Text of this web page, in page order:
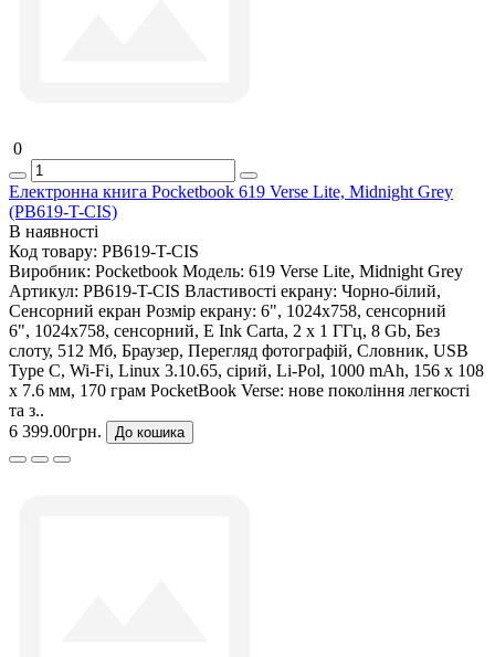
0
Електронна книга Pocketbook 619 Verse Lite, Midnight Grey
(PB619-T-CIS)
В наявності
Код товару: PB619-T-CIS
Виробник: Pocketbook Модель: 619 Verse Lite, Midnight Grey
Артикул: PB619-T-CIS Властивості екрану: Чорно-білий,
Сенсорний екран Розмір екрану: 6", 1024х758, сенсорний
6", 1024х758, сенсорний, E Ink Carta, 2 x 1 ГГц, 8 Gb, Без
слоту, 512 Мб, Браузер, Перегляд фотографій, Словник, USB
Type C, Wi-Fi, Linux 3.10.65, сірий, Li-Pol, 1000 mAh, 156 х 108
х 7.6 мм, 170 грам PocketBook Verse: нове покоління легкості
та з..
6 399.00грн.
До кошика